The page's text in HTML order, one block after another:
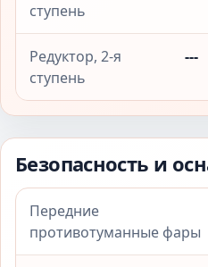
ступень
Редуктор, 2-я
ступень
---
Безопасность и
Передние
противотуманные фары